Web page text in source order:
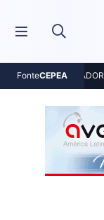
FonteCEPEA
MILHO - INDICADOR